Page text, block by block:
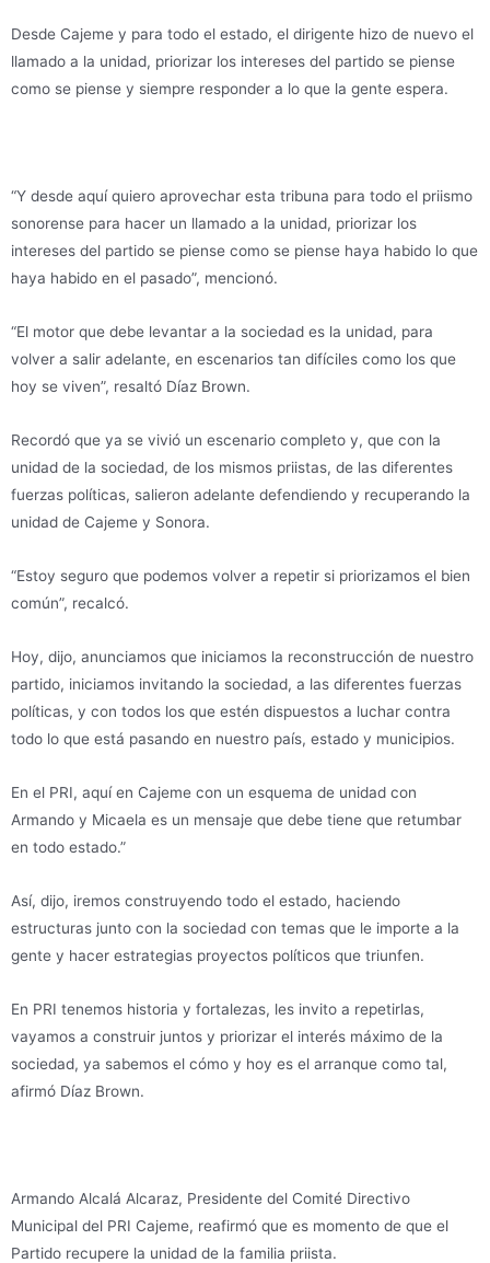
Desde Cajeme y para todo el estado, el dirigente hizo de nuevo el
llamado a la unidad, priorizar los intereses del partido se piense
como se piense y siempre responder a lo que la gente espera.
“Y desde aquí quiero aprovechar esta tribuna para todo el priismo
sonorense para hacer un llamado a la unidad, priorizar los
intereses del partido se piense como se piense haya habido lo que
haya habido en el pasado”, mencionó.
“El motor que debe levantar a la sociedad es la unidad, para
volver a salir adelante, en escenarios tan difíciles como los que
hoy se viven”, resaltó Díaz Brown.
Recordó que ya se vivió un escenario completo y, que con la
unidad de la sociedad, de los mismos priistas, de las diferentes
fuerzas políticas, salieron adelante defendiendo y recuperando la
unidad de Cajeme y Sonora.
“Estoy seguro que podemos volver a repetir si priorizamos el bien
común”, recalcó.
Hoy, dijo, anunciamos que iniciamos la reconstrucción de nuestro
partido, iniciamos invitando la sociedad, a las diferentes fuerzas
políticas, y con todos los que estén dispuestos a luchar contra
todo lo que está pasando en nuestro país, estado y municipios.
En el PRI, aquí en Cajeme con un esquema de unidad con
Armando y Micaela es un mensaje que debe tiene que retumbar
en todo estado.”
Así, dijo, iremos construyendo todo el estado, haciendo
estructuras junto con la sociedad con temas que le importe a la
gente y hacer estrategias proyectos políticos que triunfen.
En PRI tenemos historia y fortalezas, les invito a repetirlas,
vayamos a construir juntos y priorizar el interés máximo de la
sociedad, ya sabemos el cómo y hoy es el arranque como tal,
afirmó Díaz Brown.
Armando Alcalá Alcaraz, Presidente del Comité Directivo
Municipal del PRI Cajeme, reafirmó que es momento de que el
Partido recupere la unidad de la familia priista.